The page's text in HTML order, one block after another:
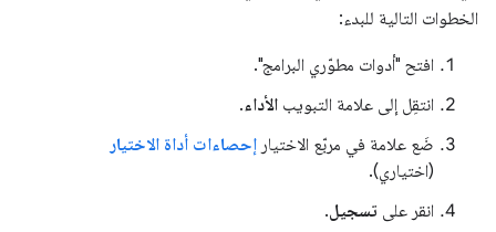
الخطوات التالية للبدء:
افتح "أدوات مطوّري البرامج".
انتقِل إلى علامة التبويب الأداء.
ضَع علامة في مربّع الاختيار إحصاءات أداة الاختيار
(اختياري).
انقر على تسجيل.